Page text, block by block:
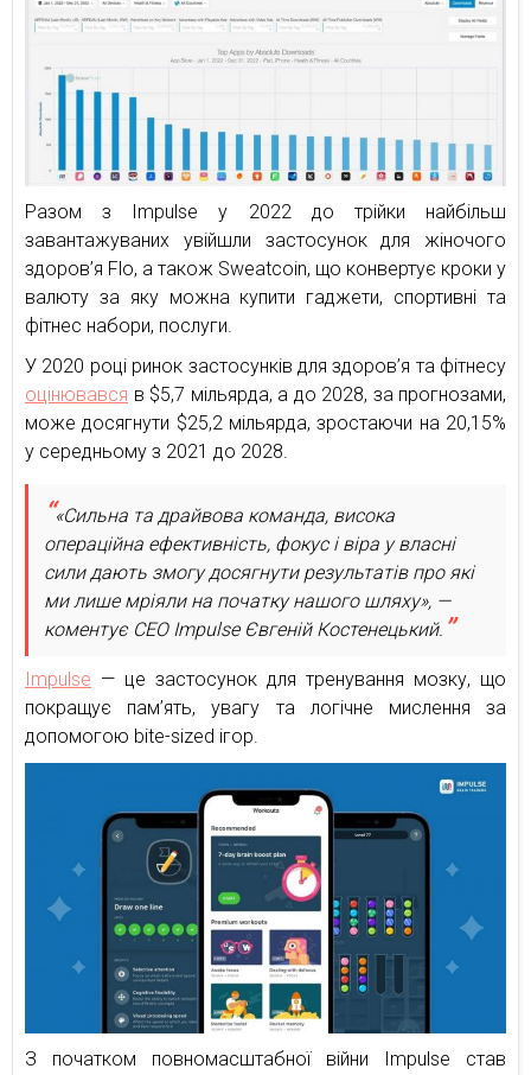
Разом з Impulse у 2022 до трійки найбільш
завантажуваних увійшли застосунок для жіночого
здоров’я Flo, а також Sweatcoin, що конвертує кроки у
валюту за яку можна купити гаджети, спортивні та
фітнес набори, послуги.
У 2020 році ринок застосунків для здоров’я та фітнесу
оцінювався в $5,7 мільярда, а до 2028, за прогнозами,
може досягнути $25,2 мільярда, зростаючи на 20,15%
у середньому з 2021 до 2028.
«Сильна та драйвова команда, висока
операційна ефективність, фокус і віра у власні
сили дають змогу досягнути результатів про які
ми лише мріяли на початку нашого шляху», —
коментує СЕО Impulse Євгеній Костенецький.
Impulse — це застосунок для тренування мозку, що
покращує пам’ять, увагу та логічне мислення за
допомогою bite-sized ігор.
З початком повномасштабної війни Impulse став